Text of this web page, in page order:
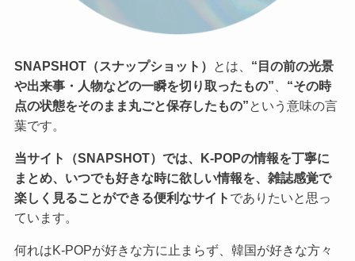
SNAPSHOT（スナップショット） とは、 “目の前の光景
や出来事・人物などの一瞬を切り取ったもの”
“その時
点の状態をそのまま丸ごと保存したもの” という意味の言
葉です。
当サイト（SNAPSHOT）では、K-POPの情報を丁寧に
まとめ、いつでも好きな時に欲しい情報を、雑誌感覚で
楽しく見ることができる便利なサイト でありたいと思っ
ています。
何れはK-POPが好きな方に止まらず、韓国が好きな方々